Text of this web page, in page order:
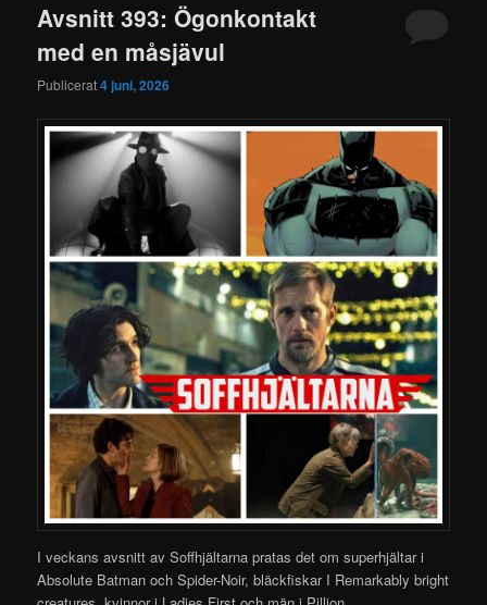
Avsnitt 393: Ögonkontakt
med en måsjävul
Publicerat4 juni, 2026
I veckans avsnitt av Soffhjältarna pratas det om superhjältar i
Absolute Batman och Spider-Noir, bläckfiskar I Remarkably bright